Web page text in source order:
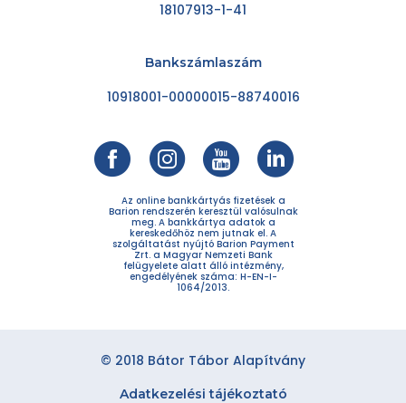
18107913-1-41
Bankszámlaszám
10918001-00000015-88740016
Az online bankkártyás fizetések a
Barion rendszerén keresztül valósulnak
meg. A bankkártya adatok a
kereskedőhöz nem jutnak el. A
szolgáltatást nyújtó Barion Payment
Zrt. a Magyar Nemzeti Bank
felügyelete alatt álló intézmény,
engedélyének száma: H-EN-I-
1064/2013.
© 2018 Bátor Tábor Alapítvány
Adatkezelési tájékoztató